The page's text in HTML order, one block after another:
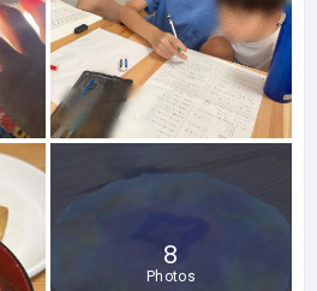
8
Photos